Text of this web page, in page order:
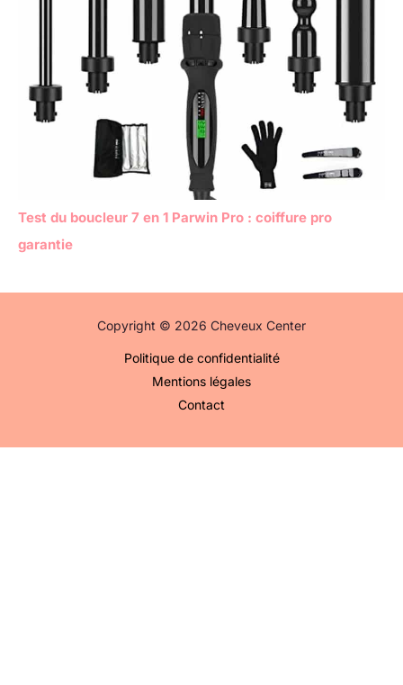
Test du boucleur 7 en 1 Parwin Pro : coiffure pro
garantie
Copyright © 2026 Cheveux Center
Politique de confidentialité
Mentions légales
Contact